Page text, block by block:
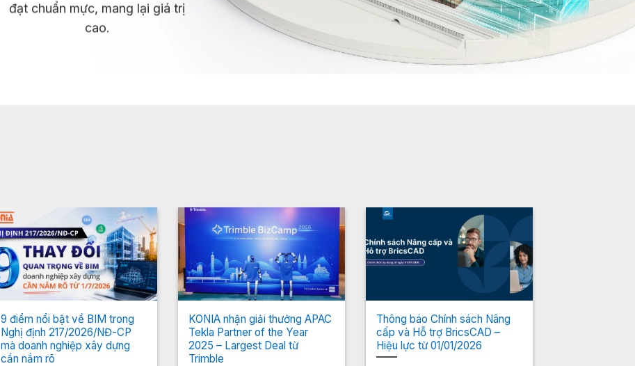
đạt chuẩn mực, mang lại giá trị
cao.
9 điểm nổi bật về BIM trong
Nghị định 217/2026/NĐ-CP
mà doanh nghiệp xây dựng
cần nắm rõ
KONIA nhận giải thưởng APAC
Tekla Partner of the Year
2025 – Largest Deal từ
Trimble
Thông báo Chính sách Nâng
cấp và Hỗ trợ BricsCAD –
Hiệu lực từ 01/01/2026